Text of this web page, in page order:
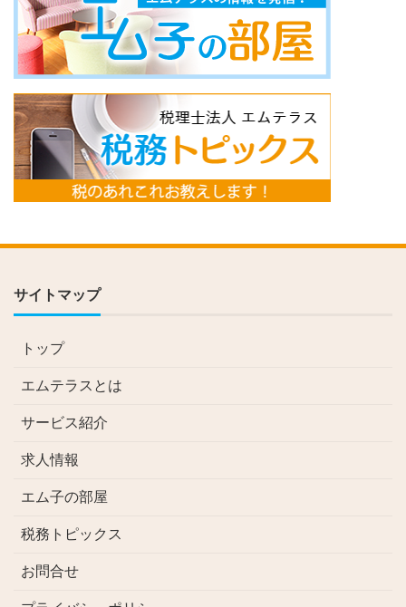
サイトマップ
トップ
エムテラスとは
サービス紹介
求人情報
エム子の部屋
税務トピックス
お問合せ